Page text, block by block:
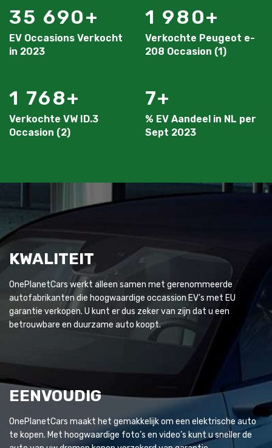
35 690
EV Occasions Verkocht
in 2023
1 980
Verkochte Peugeot e-
208 Occasion (1)
1 768
Verkochte VW ID.3
Occasion (2)
7
% EV Aandeel in NL per
Sept 2023
KWALITEIT
OnePlanetCars werkt alleen samen met gerenommeerde
autofabrikanten die hoogwaardige occassion EV’s met EU
garantie verkopen. U kunt er dus zeker van zijn dat u een
betrouwbare en duurzame auto koopt.
EENVOUDIG
OnePlanetCars maakt het gemakkelijk om een elektrische auto
te kopen. Met hoogwaardige foto’s en video’s kunt u sneller de